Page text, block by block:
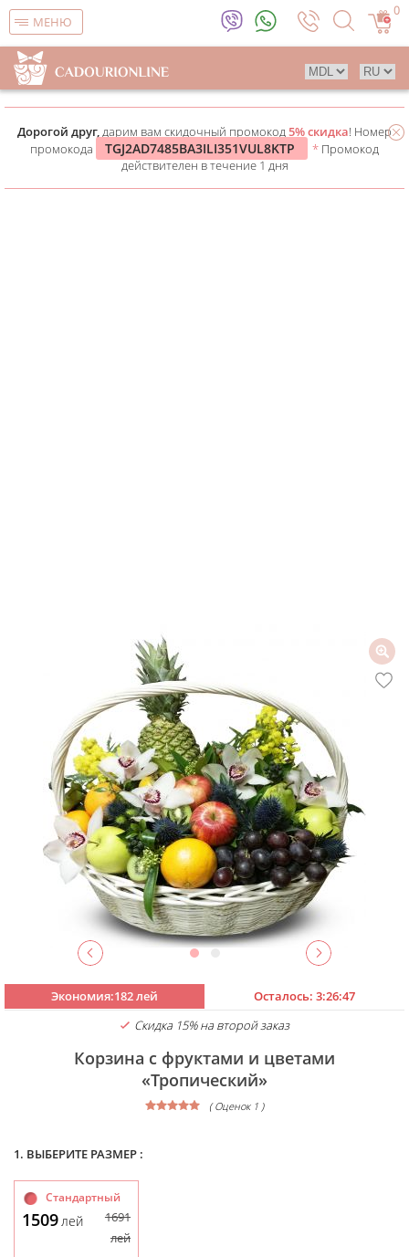
МЕНЮ
0
Дорогой друг,дарим вам скидочный промокод5% скидка! Номер
промокода
TGJ2AD7485BA3ILI351VUL8KTP * Промокод
действителен в течение 1 дня
Экономия:182 лей Осталось: 3:26:46
Скидка 15% на второй заказ
Корзина с фруктами и цветами
«Тропический»
( Оценок 1 )
1. ВЫБЕРИТЕ РАЗМЕР :
Стандартный
1509 лей
1691
лей